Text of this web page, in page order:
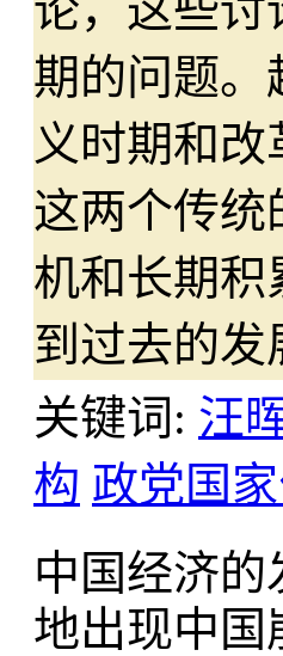
期的问题。
义时期和
这两个传
机和长期积
到过去的发
关键词: 汪
构 政党国
中国经济的
地出现中国